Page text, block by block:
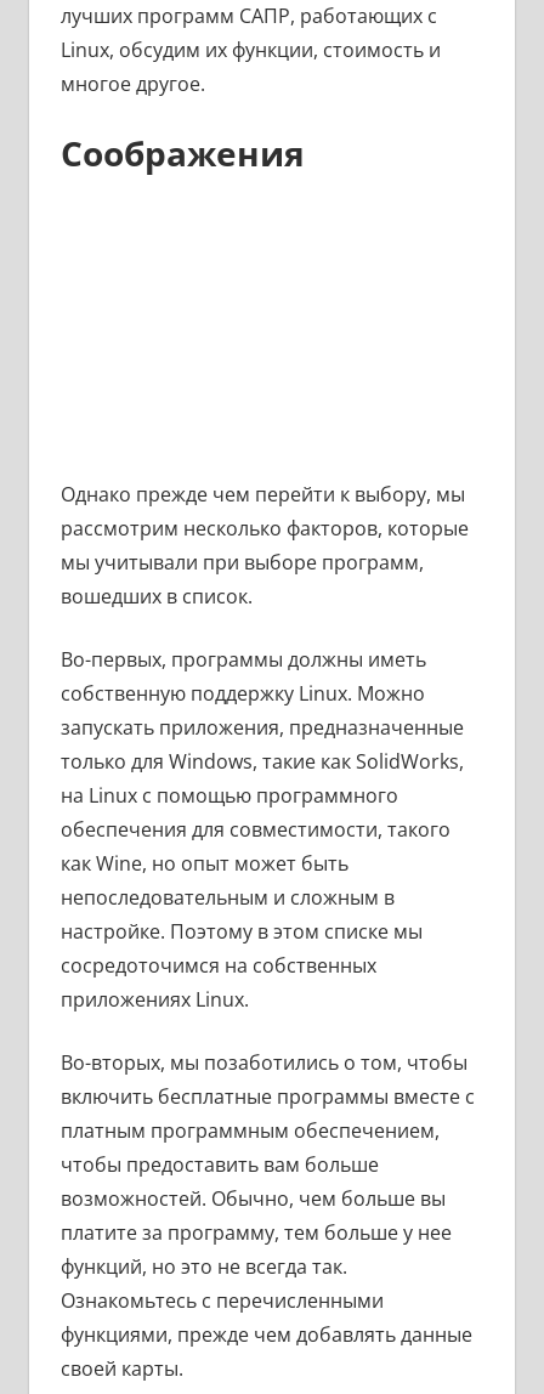
лучших программ САПР, работающих с
Linux, обсудим их функции, стоимость и
многое другое.
Соображения
Однако прежде чем перейти к выбору, мы
рассмотрим несколько факторов, которые
мы учитывали при выборе программ,
вошедших в список.
Во-первых, программы должны иметь
собственную поддержку Linux. Можно
запускать приложения, предназначенные
только для Windows, такие как SolidWorks,
на Linux с помощью программного
обеспечения для совместимости, такого
как Wine, но опыт может быть
непоследовательным и сложным в
настройке. Поэтому в этом списке мы
сосредоточимся на собственных
приложениях Linux.
Во-вторых, мы позаботились о том, чтобы
включить бесплатные программы вместе с
платным программным обеспечением,
чтобы предоставить вам больше
возможностей. Обычно, чем больше вы
платите за программу, тем больше у нее
функций, но это не всегда так.
Ознакомьтесь с перечисленными
функциями, прежде чем добавлять данные
своей карты.